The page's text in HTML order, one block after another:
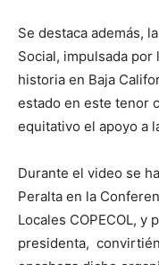
Se destaca además,
Social, impulsada
historia en Baja
estado en este tenor
equitativo el apoyo a
Durante el video se
Peralta en la
Locales COPECOL, y
presidenta,